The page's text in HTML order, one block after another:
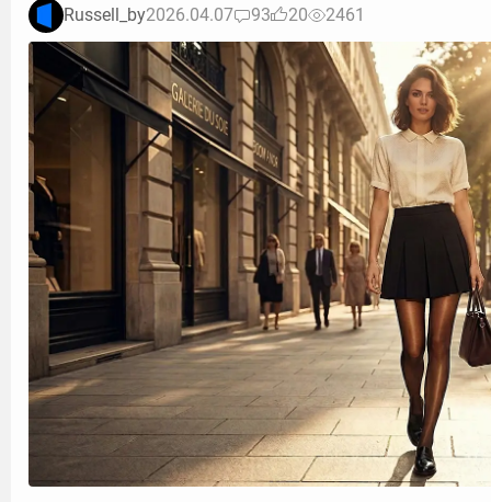
Russell_by2026.04.07 93 20 2461